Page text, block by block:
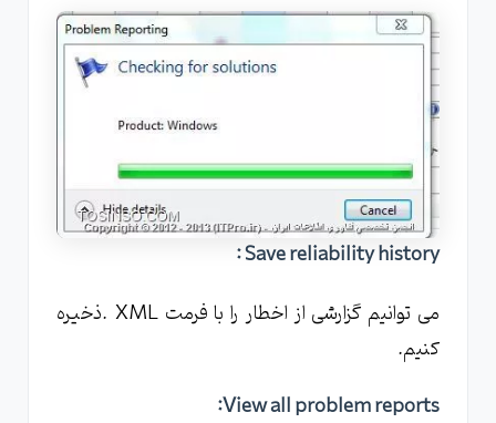
Save reliability history :
می توانیم گزارشی از اخطار را با فرمت XML .ذخیره
کنیم.
View all problem reports: